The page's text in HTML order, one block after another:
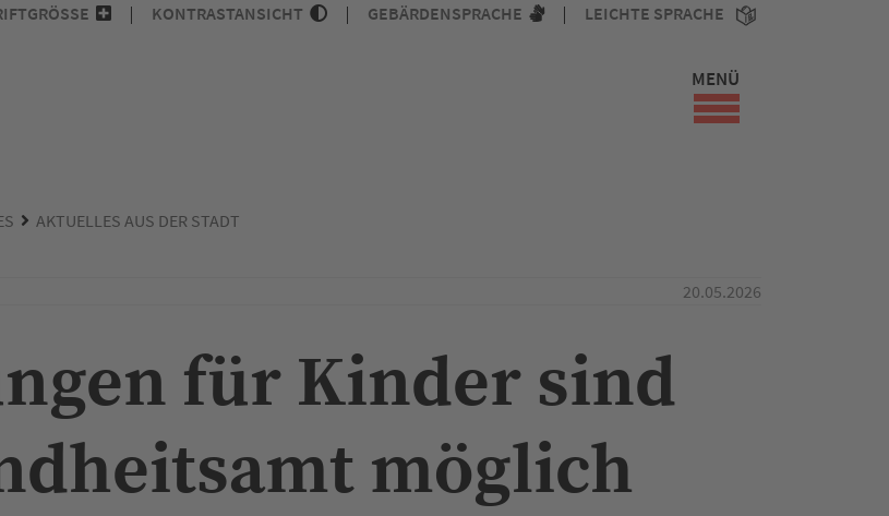
KONTRASTANSICHT GEBÄRDENSPRACHE LEICHTE SPRACHE
MENÜ
AKTUELLES AUS DER STADT
20.05.2026
für Kinder sind
möglich